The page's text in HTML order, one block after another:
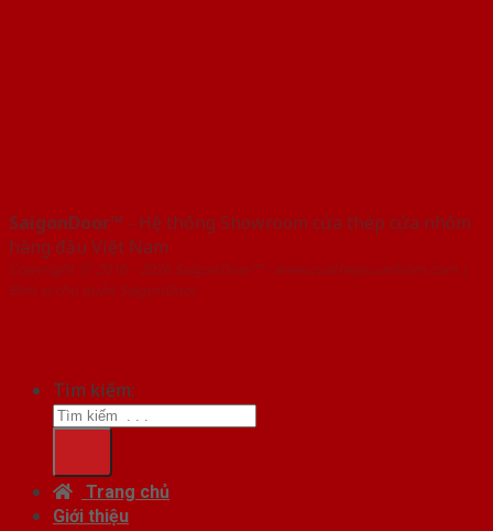
SaigonDoor™ - Hệ thống Showroom cửa thép cửa nhôm
hàng đầu Việt Nam
Copyright ⓒ 2016 – 2026 SaigonDoor™ - www.cuathepcuanhom.com |
Đơn vị chủ quản SaigonDoor
Tìm kiếm:
Trang chủ
Giới thiệu